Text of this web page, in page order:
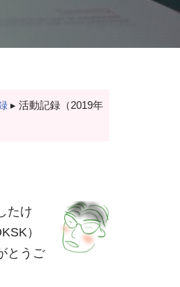
▸ 活動記録（2019年
たけ
）
とうご